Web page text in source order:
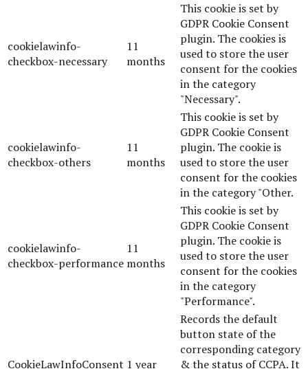
cookielawinfo-
checkbox-necessary
11
months
This cookie is set by
GDPR Cookie Consent
plugin. The cookies is
used to store the user
consent for the cookies
in the category
"Necessary".
cookielawinfo-
checkbox-others
11
months
This cookie is set by
GDPR Cookie Consent
plugin. The cookie is
used to store the user
consent for the cookies
in the category "Other.
cookielawinfo-
checkbox-performance
11
months
This cookie is set by
GDPR Cookie Consent
plugin. The cookie is
used to store the user
consent for the cookies
in the category
"Performance".
CookieLawInfoConsent 1 year
Records the default
button state of the
corresponding category
& the status of CCPA. It